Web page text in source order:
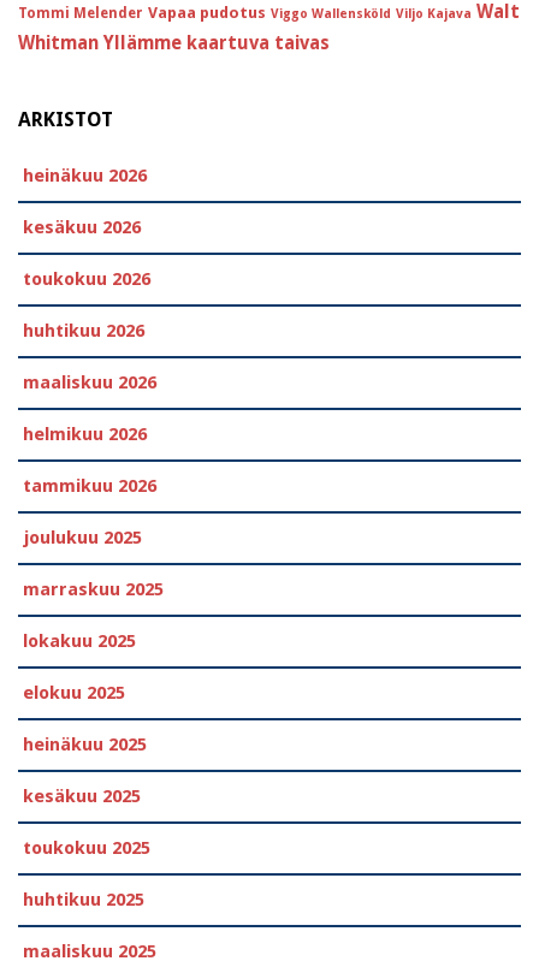
Tommi Melender Vapaa pudotus Viggo Wallensköld Viljo Kajava Walt
Whitman Yllämme kaartuva taivas
ARKISTOT
heinäkuu 2026
kesäkuu 2026
toukokuu 2026
huhtikuu 2026
maaliskuu 2026
helmikuu 2026
tammikuu 2026
joulukuu 2025
marraskuu 2025
lokakuu 2025
elokuu 2025
heinäkuu 2025
kesäkuu 2025
toukokuu 2025
huhtikuu 2025
maaliskuu 2025